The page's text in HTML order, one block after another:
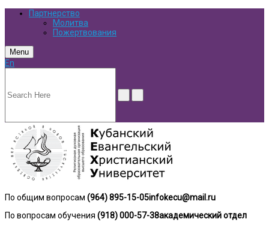
Партнерство
Молитва
Пожертвования
Menu
En
По общим вопросам (964) 895-15-05infokecu@mail.ru
По вопросам обучения (918) 000-57-38академический отдел